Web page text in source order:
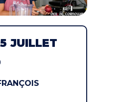
JUILLET